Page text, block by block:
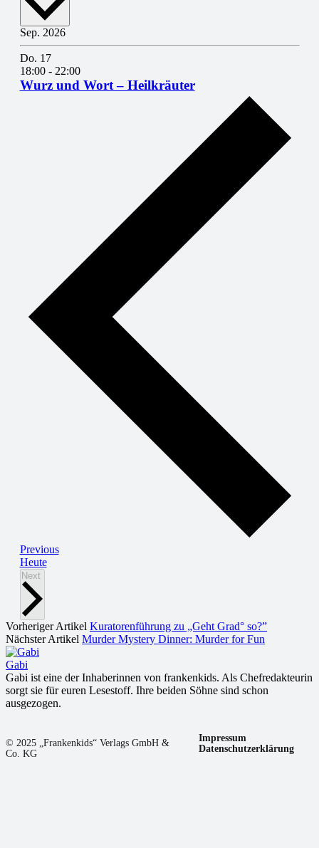
Sep. 2026
Do. 17
18:00- 22:00
Wurz und Wort – Heilkräuter
PreviousVeranstaltungen
Heute
Next
Vorheriger Artikel Kuratorenführung zu „Geht Grad° so?”
Nächster Artikel Murder Mystery Dinner: Murder for Fun
Gabi
Gabi ist eine der Inhaberinnen von frankenkids. Als Chefredakteurin
sorgt sie für euren Lesestoff. Ihre beiden Söhne sind schon
ausgezogen.
© 2025 „Frankenkids“ Verlags GmbH &
Co. KG
Impressum
Datenschutzerklärung